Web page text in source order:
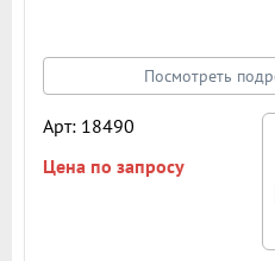
Посмотреть
Арт: 18490
Цена по запросу